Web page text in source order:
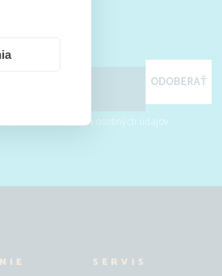
ODOBERAŤ
vašich osobných údajov.
SERVIS